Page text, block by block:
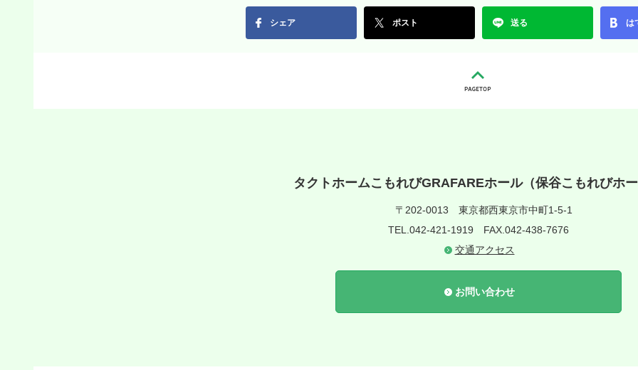
シェア ポスト 送る は
タクトホームこもれびGRAFAREホール（保谷こもれびホー
〒202-0013 東京都西東京市中町1-5-1
TEL.042-421-1919 FAX.042-438-7676
交通アクセス
お問い合わせ